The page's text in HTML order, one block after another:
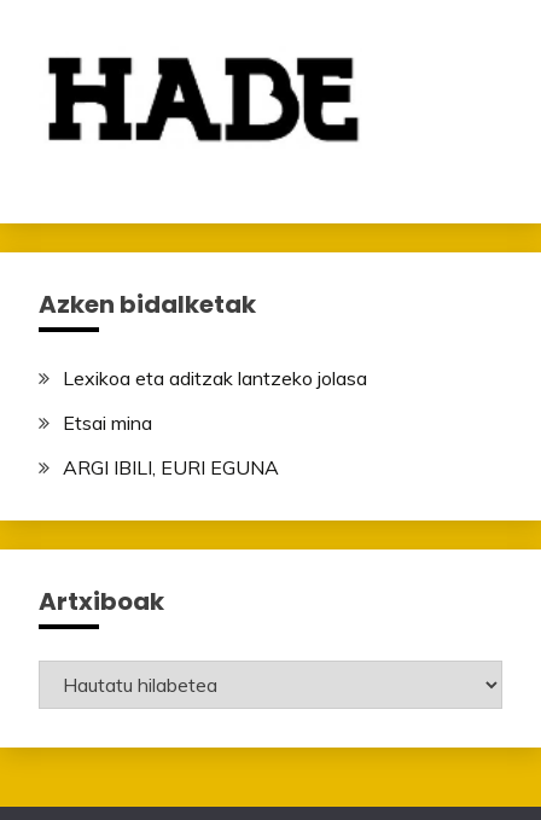
Azken bidalketak
Lexikoa eta aditzak lantzeko jolasa
Etsai mina
ARGI IBILI, EURI EGUNA
Artxiboak
Artxiboak